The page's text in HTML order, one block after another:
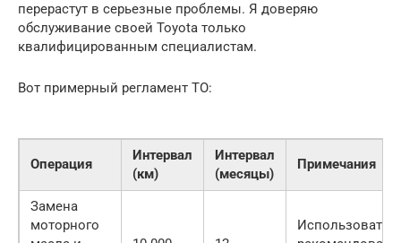
перерастут в серьезные проблемы. Я доверяю
обслуживание своей Toyota только
квалифицированным специалистам.
Вот примерный регламент ТО:
Операция
Интервал
(км)
Интервал
(месяцы)
Примечания
Замена
моторного
Использовать